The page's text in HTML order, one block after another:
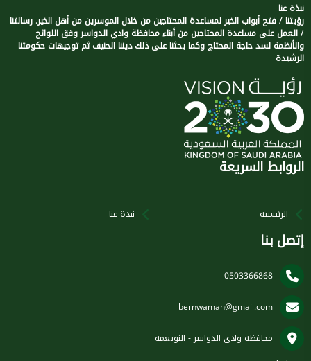
نبذة عنا
رؤيتنا / فتح أبواب الخير لمساعدة المحتاجين من خلال الموسرين من أهل الخير. رسالتنا
/ العمل على مساعدة المحتاجين من أبناء محافظة وادي الدواسر وفق اللوائح
والأنظمة لسد حاجة المحتاج وكما يحثنا على ذلك ديننا الحنيف ثم توجيهات حكومتنا
الرشيدة
الروابط السريعة
الرئيسية نبذة عنا
إتصل بنا
0503366868
bernwamah@gmail.com
محافظة وادي الدواسر - النويعمة